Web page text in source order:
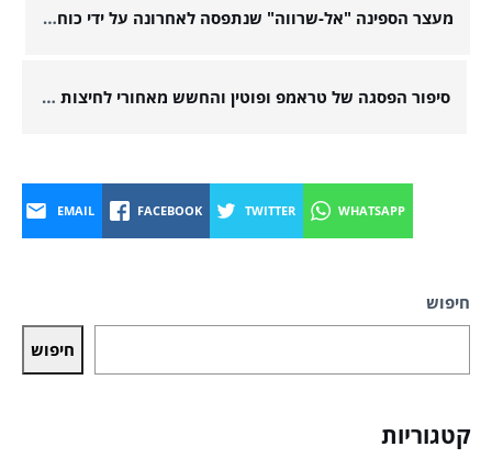
מעצר הספינה "אל-שרווה" שנתפסה לאחרונה על ידי כוחות ההתנגדות הלאומיים בתימן חשף רשת הברחות איראנית.
סיפור הפסגה של טראמפ ופוטין והחשש מאחורי לחיצות יד דיפלומטיות בימים שבהם גורל שלום העולם נשען על כף ידו של אדם אחד.
EMAIL FACEBOOK TWITTER WHATSAPP
חיפוש
חיפוש
קטגוריות